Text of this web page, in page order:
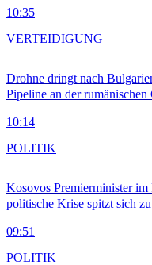
10:35
Drohne dringt nach
Pipeline an der rumänischen
10:14
VERTEIDIGUNG
Kosovos Premierminister
politische Krise spitzt sich zu
09:51
POLITIK
POLITIK